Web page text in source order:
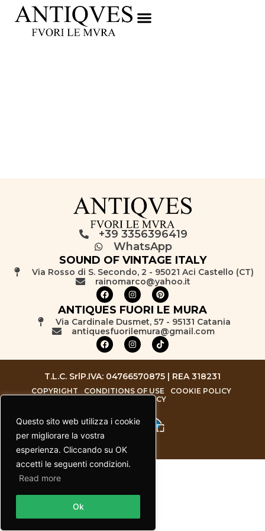
Questo sito web utilizza i cookie
per migliorare la vostra
esperienza. Cliccando su OK
accetti le seguenti condizioni.
Read more
Ok
+39 3356396419
WhatsApp
SOUND OF VINTAGE ITALY
Via Rosso di S. Secondo, 2 - 95021 Aci Castello (CT)
rainomarco@yahoo.it
ANTIQUES FUORI LE MURA
Via Cardinale Dusmet, 57 - 95131 Catania
antiquesfuorilemura@gmail.com
T.L.C. SrlP.IVA: 04766570875 | REA 318231
COPYRIGHT CONDITIONS OF USE
COOKIE POLICY
PRIVACY POLICY